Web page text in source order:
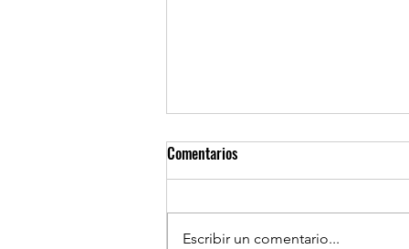
Comentarios
Escribir un comentario...